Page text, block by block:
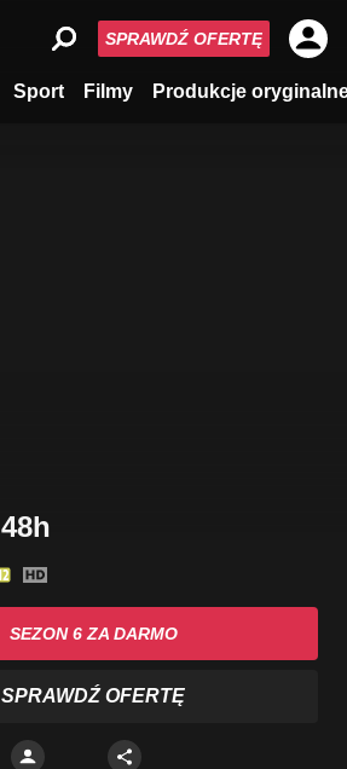
Sport Filmy Produkcje
SPRAWDŹ OFERTĘ
SEZON 6 ZA DARMO
SPRAWDŹ OFERTĘ